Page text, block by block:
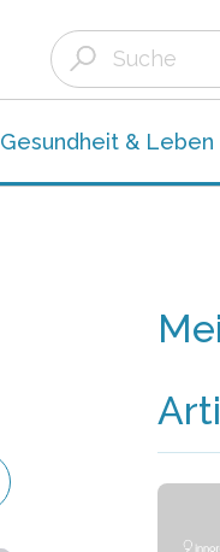
Gesundheit & Leben